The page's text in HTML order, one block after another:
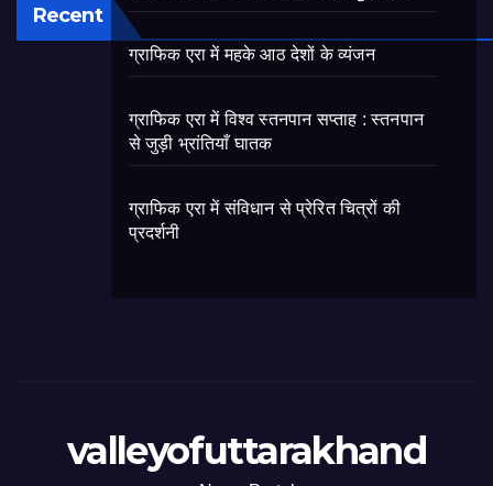
Recent
ग्राफिक एरा में महके आठ देशों के व्यंजन
ग्राफिक एरा में विश्व स्तनपान सप्ताह : स्तनपान
से जुड़ी भ्रांतियाँ घातक
ग्राफिक एरा में संविधान से प्रेरित चित्रों की
प्रदर्शनी
valleyofuttarakhand